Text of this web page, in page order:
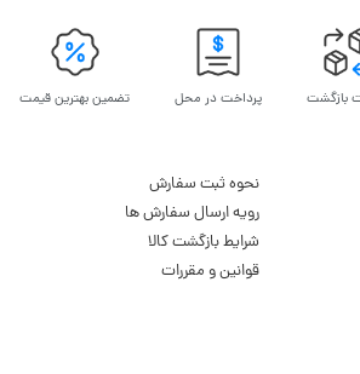
بازگشت پرداخت در محل تضمین بهترین قیمت
نحوه ثبت سفارش
رویه ارسال سفارش ها
شرایط بازگشت کالا
قوانین و مقررات